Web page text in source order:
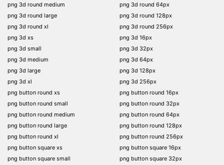
png 3d round medium
png 3d round large
png 3d round xl
png 3d xs
png 3d small
png 3d medium
png 3d large
png 3d xl
png button round xs
png button round small
png button round medium
png button round large
png button round xl
png button square xs
png button square small
png 3d round 64px
png 3d round 128px
png 3d round 256px
png 3d 16px
png 3d 32px
png 3d 64px
png 3d 128px
png 3d 256px
png button round 16px
png button round 32px
png button round 64px
png button round 128px
png button round 256px
png button square 16px
png button square 32px